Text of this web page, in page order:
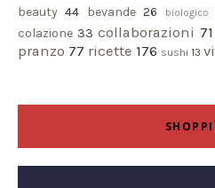
beauty 44 bevande 26 biologico
colazione 33 collaborazioni 71
pranzo 77 ricette 176 sushi 13